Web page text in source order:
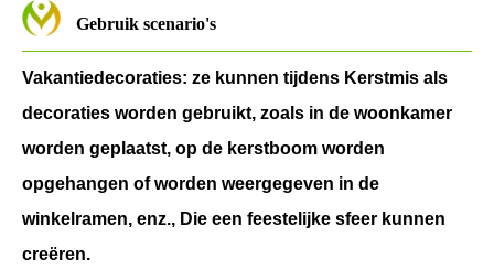
Gebruik scenario's
Vakantiedecoraties: ze kunnen tijdens Kerstmis als
decoraties worden gebruikt, zoals in de woonkamer
worden geplaatst, op de kerstboom worden
opgehangen of worden weergegeven in de
winkelramen, enz., Die een feestelijke sfeer kunnen
creëren.